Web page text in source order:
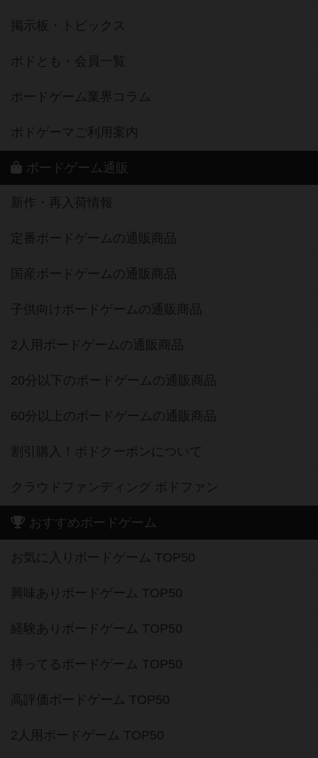
掲示板・トピックス
ボドとも・会員一覧
ボードゲーム業界コラム
ボドゲーマご利用案内
ボードゲーム通販
新作・再入荷情報
定番ボードゲームの通販商品
国産ボードゲームの通販商品
子供向けボードゲームの通販商品
2人用ボードゲームの通販商品
20分以下のボードゲームの通販商品
60分以上のボードゲームの通販商品
割引購入！ボドクーポンについて
クラウドファンディング ボドファン
おすすめボードゲーム
お気に入りボードゲーム TOP50
興味ありボードゲーム TOP50
経験ありボードゲーム TOP50
持ってるボードゲーム TOP50
高評価ボードゲーム TOP50
2人用ボードゲーム TOP50